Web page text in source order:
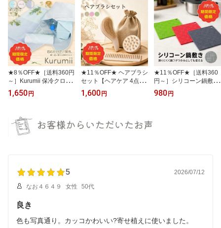
★8％OFF★［送料360円
～］Kurumii 保冷クロス
【包むだけ 簡単保冷】
約55×55cm 保冷 ランチ
バッグ キャンプ
1,650 円
★11％OFF★ ヘアブラシ
セット【ヘアケア 4点セ
ット】麦わら配合 ナチュ
ラル テイスト【ヘアブラ
色展開頭皮ケア 濡れ髪】
1,600 円
★11％OFF★［送料360
円～］シリコーン鍋敷き
【耐熱200°C 鍋フタつか
み 滑り止め】 18cm×18c
980 円
5 2026/07/12
なお４６４９ 女性 50代
良き
色も写真通り。カッコかわいい?寄せ植えに使いました。